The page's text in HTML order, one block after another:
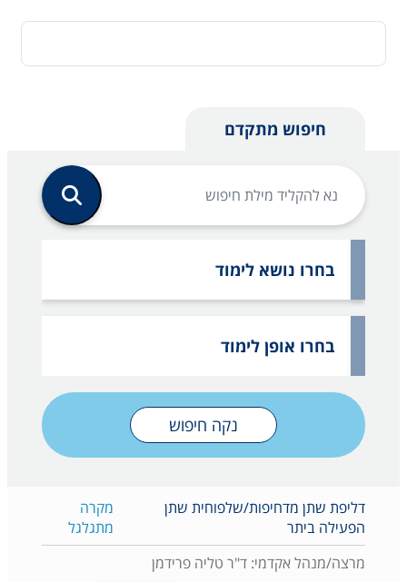
חיפוש מתקדם
בחרו נושא לימוד
בחרו אופן לימוד
נקה חיפוש
דליפת שתן מדחיפות/שלפוחית שתן
הפעילה ביתר
מקרה
מתגלגל
מרצה/מנהל אקדמי: ד"ר טליה פרידמן